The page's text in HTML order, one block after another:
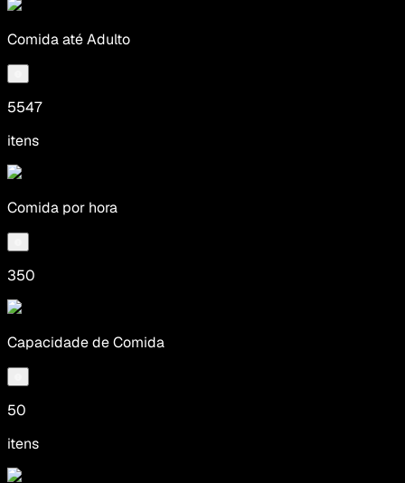
Comida até Adulto
5547
itens
Comida por hora
350
Capacidade de Comida
50
itens